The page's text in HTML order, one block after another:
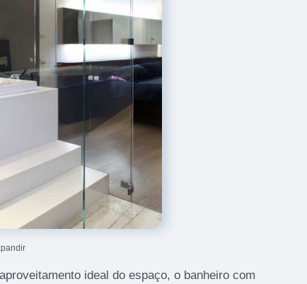
ideal do espaço, o banheiro com